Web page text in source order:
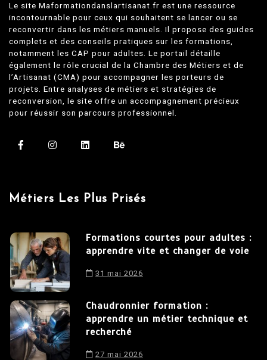
Le site Maformationdanslartisanat.fr est une ressource
incontournable pour ceux qui souhaitent se lancer ou se
reconvertir dans les métiers manuels. Il propose des guides
complets et des conseils pratiques sur les formations,
notamment les CAP pour adultes. Le portail détaille
également le rôle crucial de la Chambre des Métiers et de
l’Artisanat (CMA) pour accompagner les porteurs de
projets. Entre analyses de métiers et stratégies de
reconversion, le site offre un accompagnement précieux
pour réussir son parcours professionnel.
Métiers Les Plus Prisés
Formations courtes pour adultes :
apprendre vite et changer de voie
31 mai 2026
Chaudronnier formation :
apprendre un métier technique et
recherché
27 mai 2026